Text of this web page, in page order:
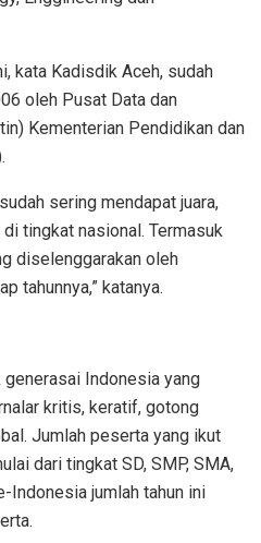
kata Kadisdik Aceh, sudah
oleh Pusat Data dan
Kementerian Pendidikan dan
sering mendapat juara,
tingkat nasional. Termasuk
diselenggarakan oleh
tahunnya,” katanya.
generasai Indonesia yang
kritis, keratif, gotong
Jumlah peserta yang ikut
dari tingkat SD, SMP, SMA,
Indonesia jumlah tahun ini